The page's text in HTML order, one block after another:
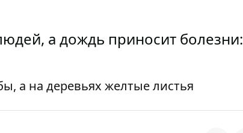
а дождь приносит болезни:
а на деревьях желтые листья